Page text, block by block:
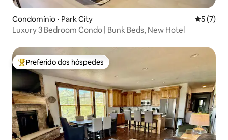
Condomínio ⋅ Park City 5 de
5 (7)
Luxury 3 Bedroom Condo | Bunk Beds, New Hotel
Entre os melhores preferidos dos hóspedes
Preferido dos hóspedes